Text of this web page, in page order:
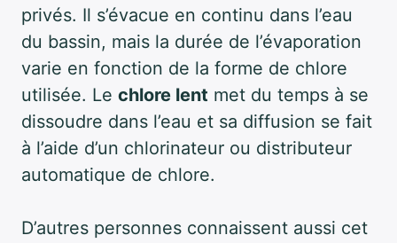
privés. Il s’évacue en continu dans l’eau
du bassin, mais la durée de l’évaporation
varie en fonction de la forme de chlore
utilisée. Le chlore lent met du temps à se
dissoudre dans l’eau et sa diffusion se fait
à l’aide d’un chlorinateur ou distributeur
automatique de chlore.
D’autres personnes connaissent aussi cet